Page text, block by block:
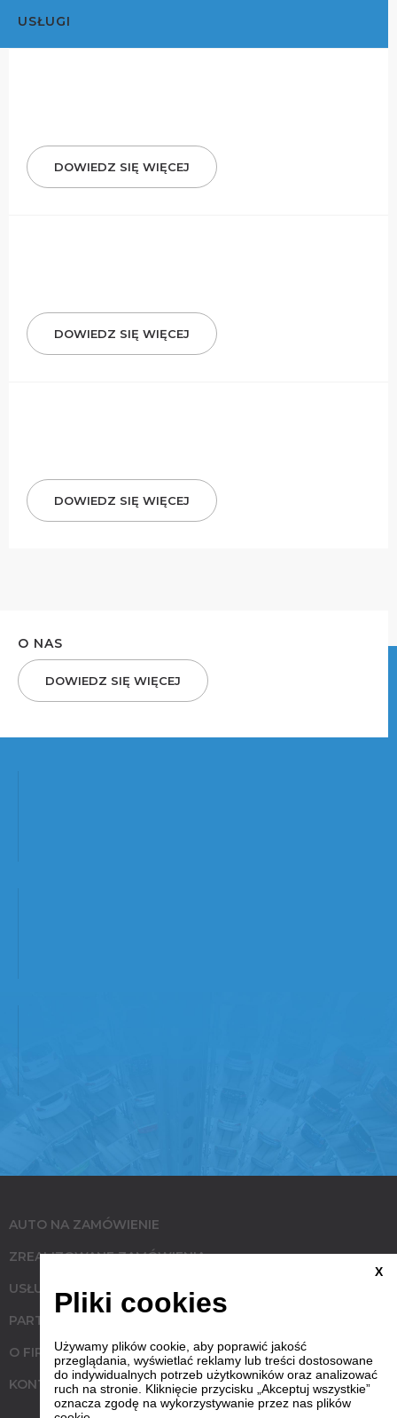
USŁUGI
DOWIEDZ SIĘ WIĘCEJ
DOWIEDZ SIĘ WIĘCEJ
DOWIEDZ SIĘ WIĘCEJ
O NAS
DOWIEDZ SIĘ WIĘCEJ
AUTO NA ZAMÓWIENIE
ZREALIZOWANE ZAMÓWIENIA
USŁUGI
PARTNERZY
O FIRMIE
KONTAKT
X
Pliki cookies
Używamy plików cookie, aby poprawić jakość
przeglądania, wyświetlać reklamy lub treści dostosowane
do indywidualnych potrzeb użytkowników oraz analizować
ruch na stronie. Kliknięcie przycisku „Akceptuj wszystkie”
oznacza zgodę na wykorzystywanie przez nas plików